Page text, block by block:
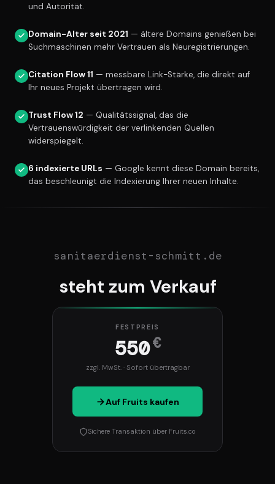
und Autorität.
Domain-Alter seit 2021 — ältere Domains genießen bei
Suchmaschinen mehr Vertrauen als Neuregistrierungen.
Citation Flow 11 — messbare Link-Stärke, die direkt auf
Ihr neues Projekt übertragen wird.
Trust Flow 12 — Qualitätssignal, das die
Vertrauenswürdigkeit der verlinkenden Quellen
widerspiegelt.
6 indexierte URLs — Google kennt diese Domain bereits,
das beschleunigt die Indexierung Ihrer neuen Inhalte.
sanitaerdienst-schmitt.de
steht zum Verkauf
FESTPREIS
550€
zzgl. MwSt. · Sofort übertragbar
Auf Fruits kaufen
Sichere Transaktion über Fruits.co